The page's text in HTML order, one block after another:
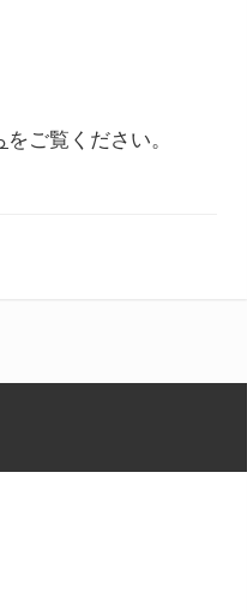
をご覧ください。